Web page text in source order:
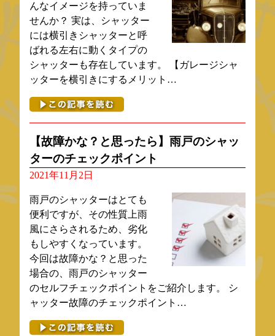
んなイメージを持っていま
せんか？ 実は、シャッター
には横引きシャッターと呼
ばれる左右に動くタイプの
シャッターも存在しています。 【ガレージシャ
ッターを横引きにするメリット…
【故障かな？と思ったら】雨戸のシャッ
ターのチェックポイント
2021年11月2日
雨戸のシャッターはとても
便利ですが、その性質上雨
風にさらされるため、劣化
もしやすくなっています。
今回は故障かな？と思った
場合の、雨戸のシャッター
のセルフチェックポイントをご紹介します。 シ
ャッター故障のチェックポイント…